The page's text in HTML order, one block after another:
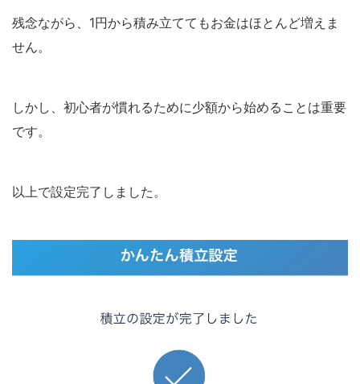
残念ながら、1円から積み立ててもお金はほとんど増えま
せん。
しかし、 初心者が慣れるために少額から始めることは重要
です。
以上で設定完了しました。